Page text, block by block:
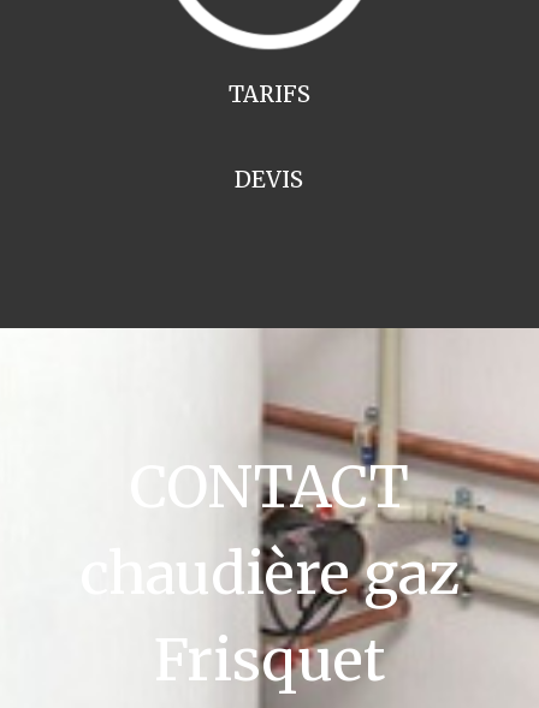
TARIFS
DEVIS
CONTACT
chaudière gaz
Frisquet